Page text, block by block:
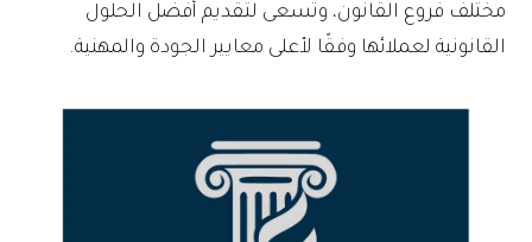
مختلف فروع القانون، وتسعى لتقديم أفضل الحلول
القانونية لعملائها وفقًا لأعلى معايير الجودة والمهنية.